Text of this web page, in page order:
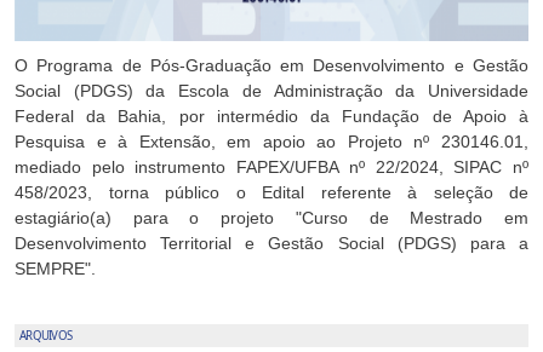
O Programa de Pós-Graduação em Desenvolvimento e Gestão
Social (PDGS) da Escola de Administração da Universidade
Federal da Bahia, por intermédio da Fundação de Apoio à
Pesquisa e à Extensão, em apoio ao Projeto nº 230146.01,
mediado pelo instrumento FAPEX/UFBA nº 22/2024, SIPAC nº
458/2023, torna público o Edital referente à seleção de
estagiário(a) para o projeto "Curso de Mestrado em
Desenvolvimento Territorial e Gestão Social (PDGS) para a
SEMPRE".
ARQUIVOS